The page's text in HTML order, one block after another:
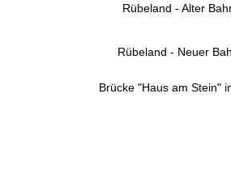
Rübeland - Alter
Rübeland - Neuer
Brücke "Haus am Stein"